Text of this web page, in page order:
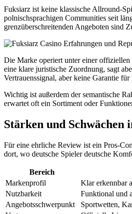
Fuksiarz ist keine klassische Allround-
polnischsprachigen Communities seit
grenzüberschreitenden Angeboten sind
Die Marke operiert unter einer
eine klare juristische Zuordnung, sagt
Vertrauenssignal, aber keine Garantie
Wichtig ist außerdem der semantische
erwartet oft ein Sortiment oder
Stärken und Schwächen
Für eine ehrliche Review ist ein Pros-
dort, wo deutsche Spieler deutsche
Bereich
Markenprofil
Klar erkennbar
Nutzbarkeit
Funktional und
Angebotsschwerpunkt
Sportwetten,